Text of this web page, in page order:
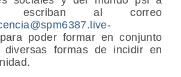
escriban al correo
para poder formar en conjunto
diversas formas de incidir en